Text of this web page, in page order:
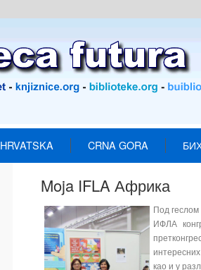
HRVATSKA CRNA GORA
Moja IFLA Африка
Под геслом
ИФЛА
као и у